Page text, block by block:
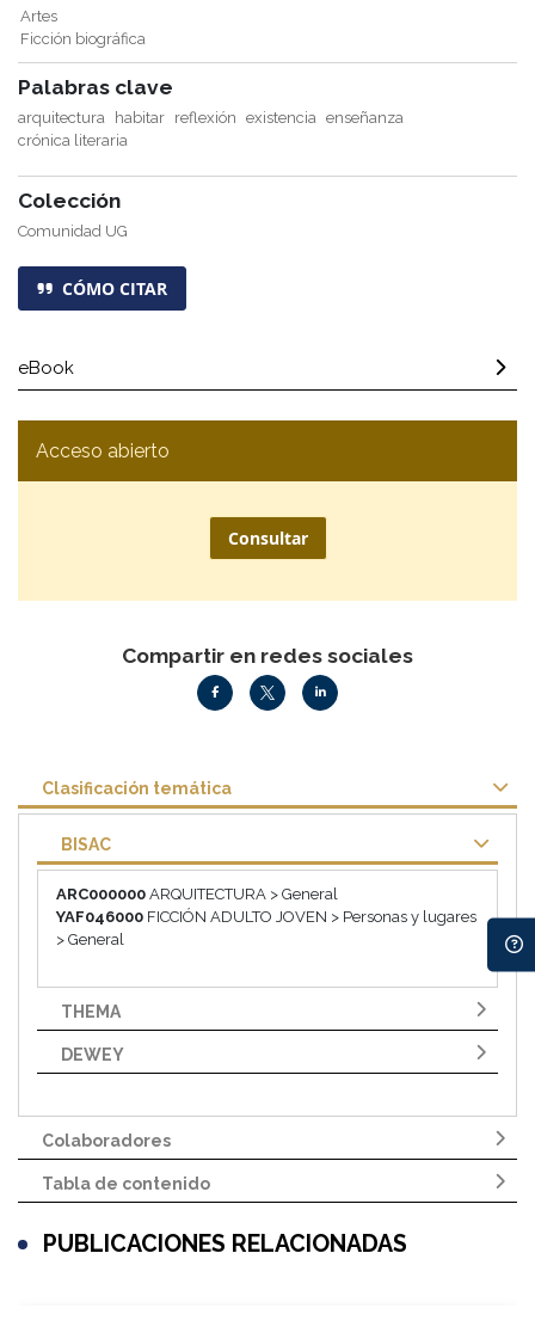
Artes
Ficción biográfica
Palabras clave
arquitectura habitar reflexión existencia enseñanza
crónica literaria
Colección
Comunidad UG
CÓMO CITAR
eBook
Acceso abierto
Consultar
Compartir en redes sociales
Clasificación temática
BISAC
ARC000000 ARQUITECTURA > General
YAF046000 FICCIÓN ADULTO JOVEN > Personas y lugares
> General
THEMA
DEWEY
Colaboradores
Tabla de contenido
PUBLICACIONES RELACIONADAS